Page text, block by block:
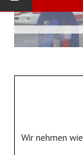
STARTSEITE
DIE WEHR
Wir nehmen